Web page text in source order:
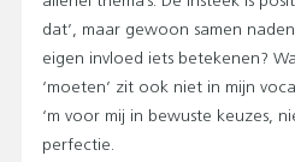
dat’, maar gewoon samen
eigen invloed iets betekenen?
‘moeten’ zit ook niet in mijn
‘m voor mij in bewuste keuzes,
perfectie.